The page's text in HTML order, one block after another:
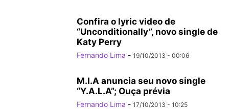
Confira o lyric video de
“Unconditionally”, novo single de
Katy Perry
Fernando Lima - 19/10/2013 - 00:06
M.I.A anuncia seu novo single
“Y.A.L.A”; Ouça prévia
Fernando Lima - 17/10/2013 - 10:25